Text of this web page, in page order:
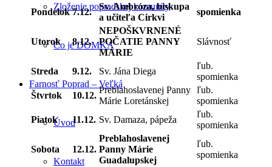
Zloženie popradskej komunity
Čo je DOMKA
Farnosť Poprad – Veľká
Úvod
Kontakt
Pondelok 7.12.
Sv. Ambróza, biskupa
a učiteľa Cirkvi
spomienka
Utorok 8.12.
NEPOŠKVRNENÉ
POČATIE PANNY
MÁRIE
Slávnosť
Streda 9.12. Sv. Jána Diega
ľub.
spomienka
Štvrtok
10.12.
Preblahoslavenej Panny
Márie Loretánskej
ľub.
spomienka
Piatok
11.12. Sv. Damaza, pápeža
ľub.
spomienka
Sobota 12.12.
Preblahoslavenej
Panny Márie
Guadalupskej
ľub.
spomienka